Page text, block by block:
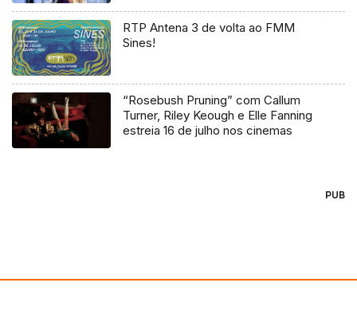
RTP Antena 3 de volta ao FMM
Sines!
“Rosebush Pruning” com Callum
Turner, Riley Keough e Elle Fanning
estreia 16 de julho nos cinemas
PUB